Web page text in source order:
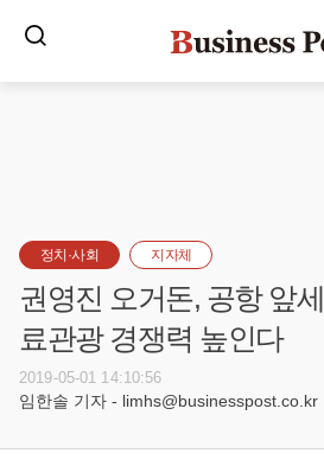
정치·사회 지자체
권영진 오거돈, 공항 앞
료관광 경쟁력 높인다
2019-05-01 14:10:56
임한솔 기자 - limhs@businesspost.co.kr